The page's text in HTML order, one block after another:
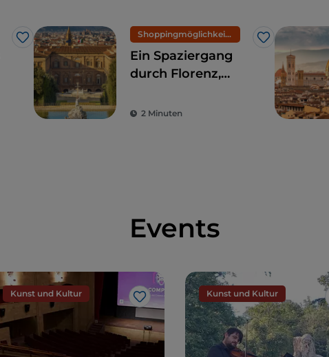
Like
Shoppingmöglichkeiten und Märkte
Like
Ein Spaziergang
durch Florenz,
moderner Kunst,
2 Minuten
Events
Kunst und Kultur
Like
Kunst und Kultur